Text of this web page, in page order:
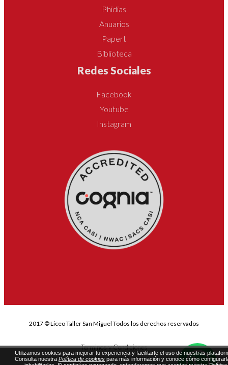
Phidias
Anuarios
Papert
Biblioteca
Redes Sociales
Facebook
Youtube
Instagram
2017 © Liceo Taller San Miguel Todos los derechos reservados
Terminos y Condiciones
Utilizamos cookies para mejorar tu experiencia y facilitarte el uso de nuestras
Consulta nuestra Política de cookies para más información y conoce cómo